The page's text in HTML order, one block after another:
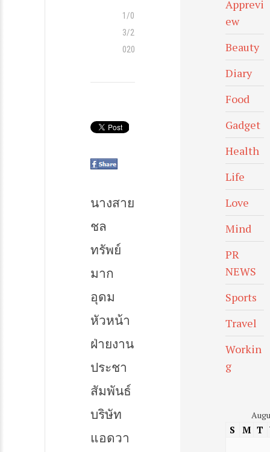
1/0
3/2
020
นางสาย
ชล
ทรัพย์
มาก
อุดม
หัวหน้า
ฝ่ายงาน
ประชา
สัมพันธ์
บริษัท
แอดวา
Apprevi
ew
Beauty
Diary
Food
Gadget
Health
Life
Love
Mind
PR
NEWS
Sports
Travel
Workin
g
S M T